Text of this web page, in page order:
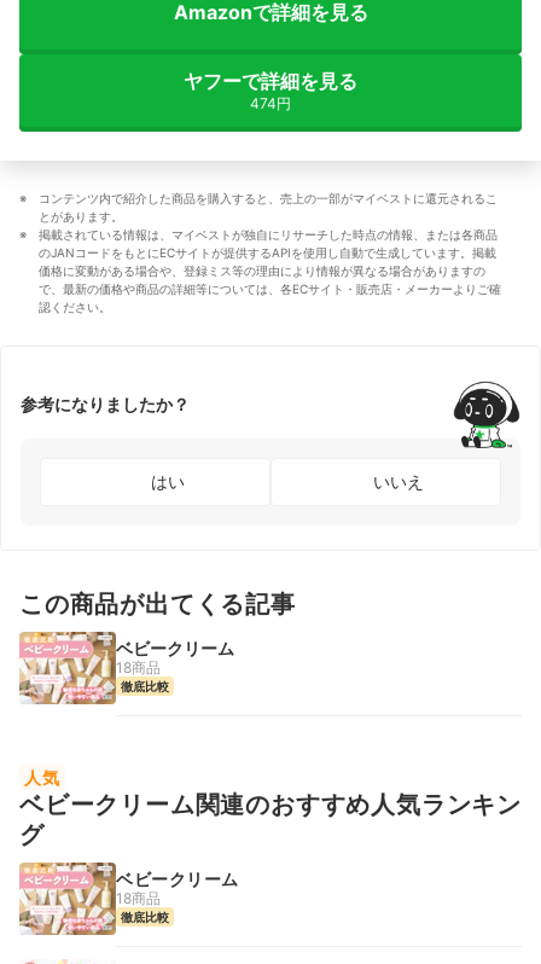
Amazonで詳細を見る
ヤフーで詳細を見る
474円
コンテンツ内で紹介した商品を購入すると、売上の一部がマイベストに還元されるこ
とがあります。
掲載されている情報は、マイベストが独自にリサーチした時点の情報、または各商品
のJANコードをもとにECサイトが提供するAPIを使用し自動で生成しています。掲載
価格に変動がある場合や、登録ミス等の理由により情報が異なる場合がありますの
で、最新の価格や商品の詳細等については、各ECサイト・販売店・メーカーよりご確
認ください。
参考になりましたか？
はい いいえ
この商品が出てくる記事
ベビークリーム
18商品
徹底比較
人気
ベビークリーム関連のおすすめ人気ランキン
グ
ベビークリーム
18商品
徹底比較